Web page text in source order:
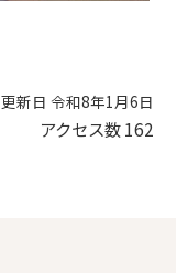
更新日 令和8年1月6日
アクセス数162